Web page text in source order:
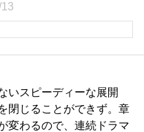
いスピーディーな展開
閉じることができず。章
変わるので、連続ドラマ